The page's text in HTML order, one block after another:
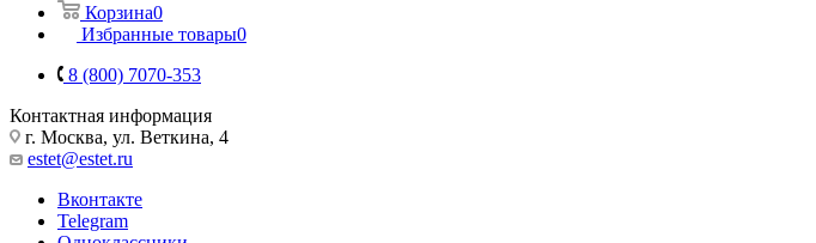
Корзина0
Избранные товары0
8 (800) 7070-353
Контактная информация
г. Москва, ул. Веткина, 4
estet@estet.ru
Вконтакте
Telegram